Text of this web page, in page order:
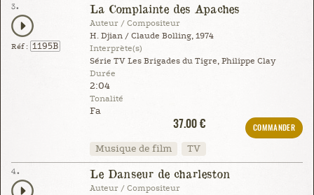
3.
Réf : 1195B
La Complainte des Apaches
Auteur / Compositeur
H. Djian / Claude Bolling, 1974
Interprète(s)
Série TV Les Brigades du Tigre, Philippe Clay
Durée
2:04
Tonalité
Fa
37.00 €
COMMANDER
Musique de film TV
4. Le Danseur de charleston
Auteur / Compositeur